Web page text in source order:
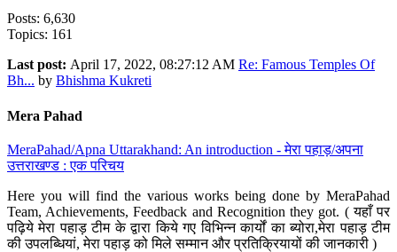
Posts: 6,630
Topics: 161
Last post: April 17, 2022, 08:27:12 AM Re: Famous Temples Of
Bh... by Bhishma Kukreti
Mera Pahad
MeraPahad/Apna Uttarakhand: An introduction - मेरा पहाड़/अपना
उत्तराखण्ड : एक परिचय
Here you will find the various works being done by MeraPahad
Team, Achievements, Feedback and Recognition they got. ( यहाँ पर
पढ़िये मेरा पहाड़ टीम के द्वारा किये गए विभिन्न कार्यों का ब्योरा,मेरा पहाड़ टीम
की उपलब्धियां, मेरा पहाड़ को मिले सम्मान और प्रतिक्रियायों की जानकारी )